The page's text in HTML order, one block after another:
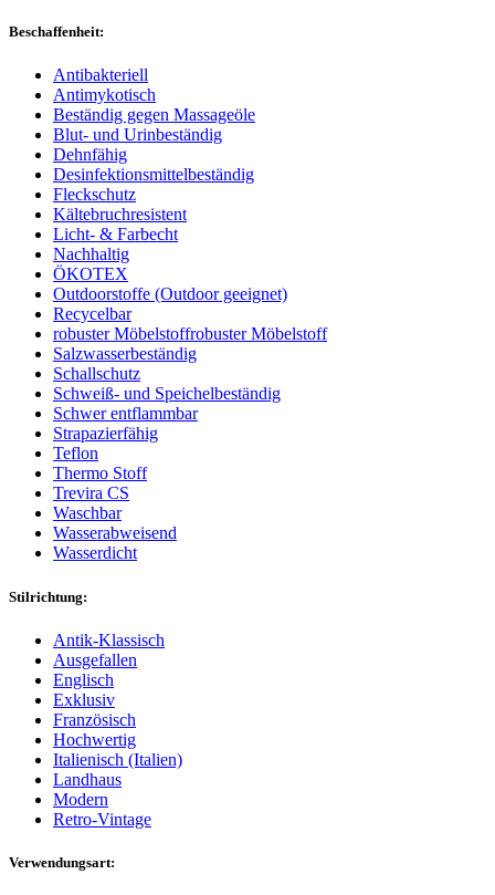
Beschaffenheit:
Antibakteriell
Antimykotisch
Beständig gegen Massageöle
Blut- und Urinbeständig
Dehnfähig
Desinfektionsmittelbeständig
Fleckschutz
Kältebruchresistent
Licht- & Farbecht
Nachhaltig
ÖKOTEX
Outdoorstoffe (Outdoor geeignet)
Recycelbar
robuster Möbelstoffrobuster Möbelstoff
Salzwasserbeständig
Schallschutz
Schweiß- und Speichelbeständig
Schwer entflammbar
Strapazierfähig
Teflon
Thermo Stoff
Trevira CS
Waschbar
Wasserabweisend
Wasserdicht
Stilrichtung:
Antik-Klassisch
Ausgefallen
Englisch
Exklusiv
Französisch
Hochwertig
Italienisch (Italien)
Landhaus
Modern
Retro-Vintage
Verwendungsart: